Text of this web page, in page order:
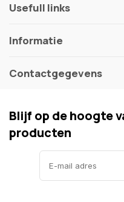
Usefull links
Informatie
Contactgegevens
Blijf op de hoogte
producten